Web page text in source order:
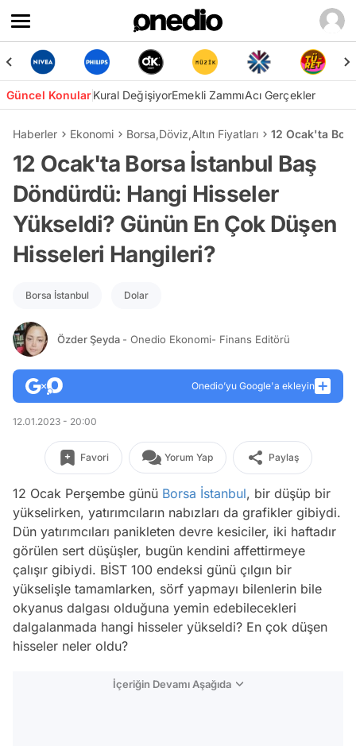
Güncel KonularKural DeğişiyorEmekli ZammıAcı Gerçekler
Haberler Ekonomi Borsa,Döviz,Altın Fiyatları 12 Ocak'ta
12 Ocak'ta Borsa İstanbul Baş
Döndürdü: Hangi Hisseler
Yükseldi? Günün En Çok Düşen
Hisseleri Hangileri?
Borsa İstanbul Dolar
Özder Şeyda - Onedio Ekonomi- Finans Editörü
Onedio’yu Google'a ekleyin
12.01.2023 - 20:00
Favori Yorum Yap Paylaş
12 Ocak Perşembe günü Borsa İstanbul, bir düşüp bir
yükselirken, yatırımcıların nabızları da grafikler gibiydi.
Dün yatırımcıları panikleten devre kesiciler, iki haftadır
görülen sert düşüşler, bugün kendini affettirmeye
çalışır gibiydi. BİST 100 endeksi günü çılgın bir
yükselişle tamamlarken, sörf yapmayı bilenlerin bile
okyanus dalgası olduğuna yemin edebilecekleri
dalgalanmada hangi hisseler yükseldi? En çok düşen
hisseler neler oldu?
İçeriğin Devamı Aşağıda